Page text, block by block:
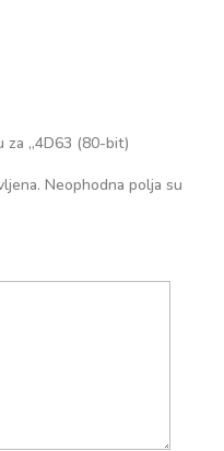
za „4D63 (80-bit)
Neophodna polja su